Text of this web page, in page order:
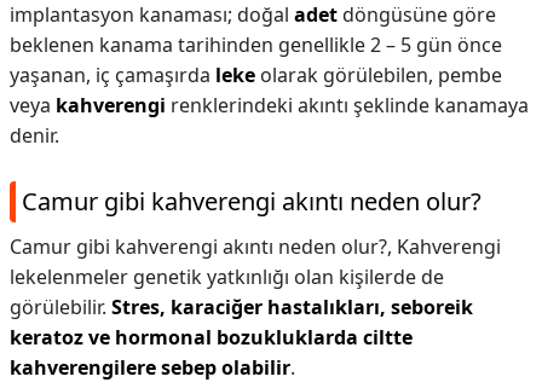
implantasyon kanaması; doğal adetdöngüsüne göre
beklenen kanama tarihinden genellikle 2 – 5 gün önce
yaşanan, iç çamaşırda leke olarak görülebilen, pembe
veya kahverengi renklerindeki akıntı şeklinde kanamaya
denir.
Camur gibi kahverengi akıntı neden olur?
Camur gibi kahverengi akıntı neden olur?, Kahverengi
lekelenmeler genetik yatkınlığı olan kişilerde de
görülebilir. Stres, karaciğer hastalıkları, seboreik
keratoz ve hormonal bozukluklarda ciltte
kahverengilere sebep olabilir.